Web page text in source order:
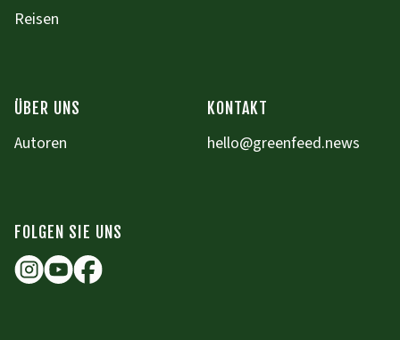
Reisen
ÜBER UNS
Autoren
KONTAKT
hello@greenfeed.news
FOLGEN SIE UNS